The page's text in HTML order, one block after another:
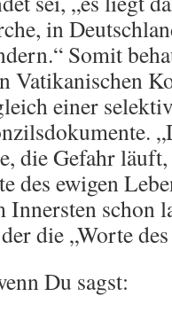
in
Somit
Vatikanischen
einer
die Gefahr
des ewigen
schon
die „Worte
Du sagst: